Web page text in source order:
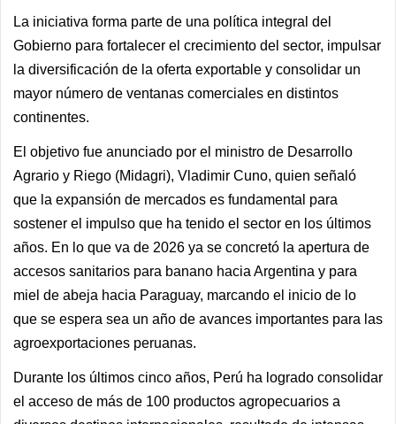
La iniciativa forma parte de una política integral del
Gobierno para fortalecer el crecimiento del sector, impulsar
la diversificación de la oferta exportable y consolidar un
mayor número de ventanas comerciales en distintos
continentes.
El objetivo fue anunciado por el ministro de Desarrollo
Agrario y Riego (Midagri), Vladimir Cuno, quien señaló
que la expansión de mercados es fundamental para
sostener el impulso que ha tenido el sector en los últimos
años. En lo que va de 2026 ya se concretó la apertura de
accesos sanitarios para banano hacia Argentina y para
miel de abeja hacia Paraguay, marcando el inicio de lo
que se espera sea un año de avances importantes para las
agroexportaciones peruanas.
Durante los últimos cinco años, Perú ha logrado consolidar
el acceso de más de 100 productos agropecuarios a